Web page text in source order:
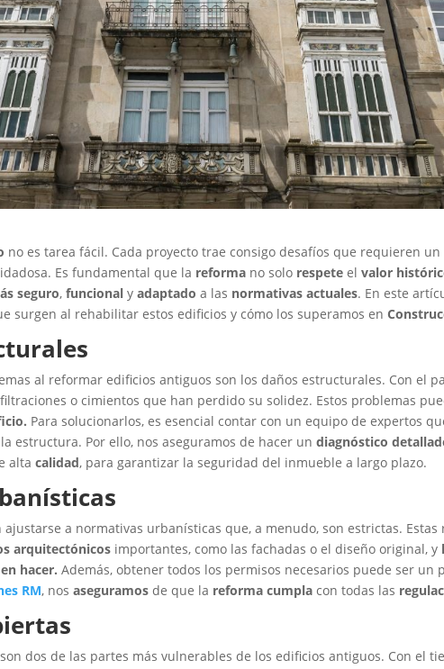
no es tarea fácil. Cada proyecto trae consigo desafíos que requieren
Es fundamental que la reforma no solo respete elvalor
seguro,funcional yadaptado a las normativas actuales. En este
surgen al rehabilitar estos edificios y cómo los superamos en
al reformar edificios antiguos son los daños estructurales. Con el
o cimientos que han perdido su solidez. Estos problemas
Para solucionarlos, es esencial contar con un equipo de expertos
estructura. Por ello, nos aseguramos de hacer undiagnóstico
altacalidad, para garantizar la seguridad del inmueble a largo plazo.
a normativas urbanísticas que, a menudo, son estrictas. Estas
arquitectónicos importantes, como las fachadas o el diseño original, y
hacer. Además, obtener todos los permisos necesarios puede ser un
RM, nosaseguramos de que la reforma cumpla con todas las
dos de las partes más vulnerables de los edificios antiguos. Con el